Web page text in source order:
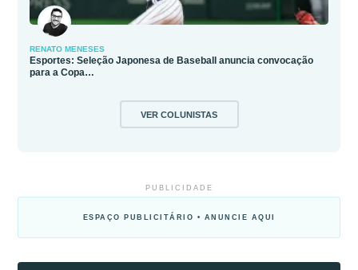
RENATO MENESES
Esportes: Seleção Japonesa de Baseball anuncia convocação
para a Copa…
VER COLUNISTAS
PUBLICIDADE
ESPAÇO PUBLICITÁRIO • ANUNCIE AQUI